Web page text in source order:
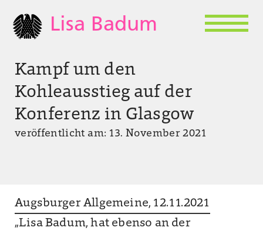
Lisa Badum
Kampf um den
Kohleausstieg auf der
Konferenz in Glasgow
veröffentlicht am: 13. November 2021
Augsburger Allgemeine, 12.11.2021
„Lisa Badum, hat ebenso an der